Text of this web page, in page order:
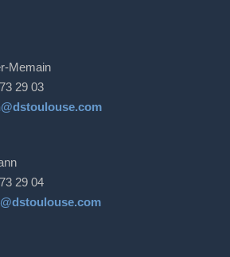
Memain
29 03
29 04